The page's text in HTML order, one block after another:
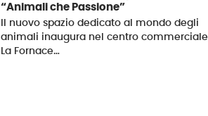
“Animali che Passione”
Il nuovo spazio dedicato al mondo degli
animali inaugura nel centro commerciale
La Fornace…